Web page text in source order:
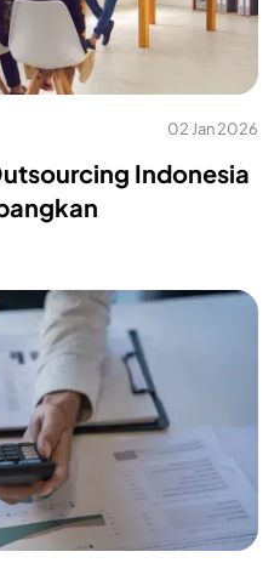
02 Jan 2026
Indonesia